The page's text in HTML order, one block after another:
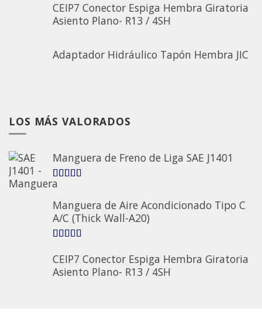
CEIP7 Conector Espiga Hembra Giratoria
Asiento Plano- R13 / 4SH
Adaptador Hidráulico Tapón Hembra JIC
LOS MÁS VALORADOS
Manguera de Freno de Liga SAE J1401
5.00
Manguera de Aire Acondicionado Tipo C
A/C (Thick Wall-A20)
CEIP7 Conector Espiga Hembra Giratoria
Asiento Plano- R13 / 4SH